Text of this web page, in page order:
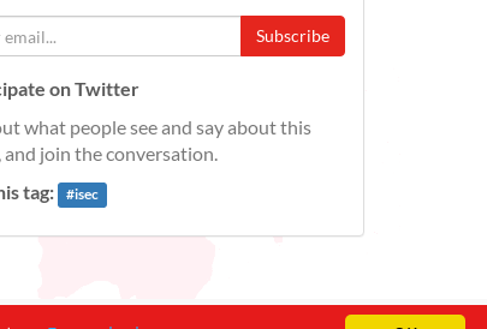
Subscribe
on Twitter
what people see and say about this
and join the conversation.
tag:
#isec